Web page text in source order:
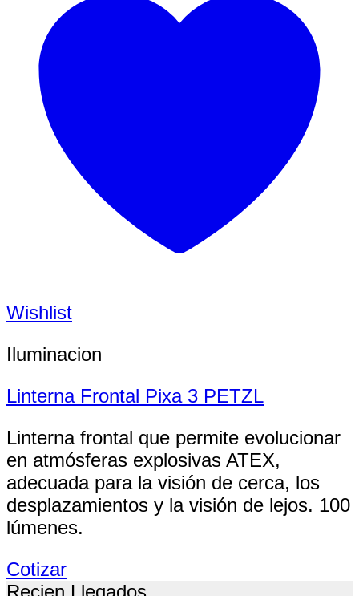
Wishlist
Iluminacion
Linterna Frontal Pixa 3 PETZL
Linterna frontal que permite evolucionar
en atmósferas explosivas ATEX,
adecuada para la visión de cerca, los
desplazamientos y la visión de lejos. 100
lúmenes.
Cotizar